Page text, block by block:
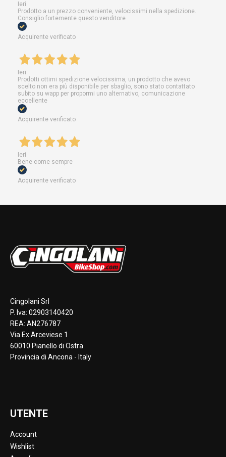
Ieri
Prodotto a un prezzo conveniente, velocissimi nella spedizione.
Consiglio fortemente questo venditore
Acquirente verificato
Ieri
Prodotti ottimi spedizione velocissima, un prodotto che avevo
scelto non era più disponibile per sbaglio, sono stato contattato
subito su wapp per propormi uno alternativo, comunicazione
eccellente
Acquirente verificato
Ieri
Bene come sempre
Acquirente verificato
Cingolani Srl
P. Iva: 02903140420
REA: AN276787
Via Ex Arceviese 1
60010 Pianello di Ostra
Provincia di Ancona - Italy
UTENTE
Account
Wishlist